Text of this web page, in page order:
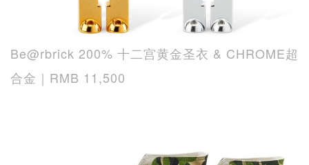
Be@rbrick 200% 十二宫黄金圣衣 & CHROME超
合金｜RMB 11,500